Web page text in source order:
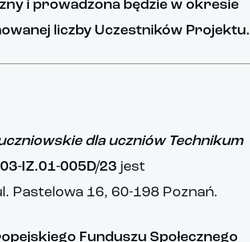
i prowadzona będzie w okresie
liczby Uczestników Projektu.
dla uczniów Technikum
IZ.01-005D/23 jest
Pastelowa 16, 60-198 Poznań.
Funduszu Społecznego